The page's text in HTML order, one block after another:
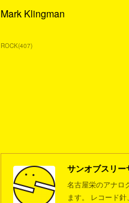
Mark Klingman
ROCK(407)
サンオブスリ
名古屋栄のアナロ
ます。 レコード